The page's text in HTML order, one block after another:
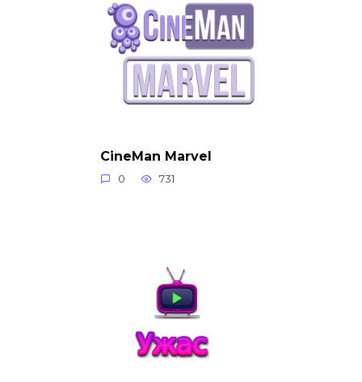
CineMan Marvel
0 731